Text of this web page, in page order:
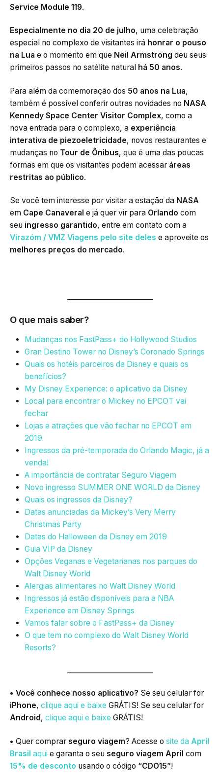
Service Module 119.
Especialmente no dia 20 de julho, uma celebração
especial no complexo de visitantes irá honrar o pouso
na Lua e o momento em que Neil Armstrong deu seus
primeiros passos no satélite natural há 50 anos.
Para além da comemoração dos 50 anos na Lua,
também é possível conferir outras novidades no NASA
Kennedy Space Center Visitor Complex, como a
nova entrada para o complexo, a experiência
interativa de piezoeletricidade, novos restaurantes e
mudanças no Tour de Ônibus, que é uma das poucas
formas em que os visitantes podem acessar áreas
restritas ao público.
Se você tem interesse por visitar a estação da NASA
em Cape Canaveral e já quer vir para Orlando com
seu ingresso garantido, entre em contato com a
Virazóm / VMZ Viagens pelo site deles e aproveite os
melhores preços do mercado.
O que mais saber?
Mudanças nos FastPass+ do Hollywood Studios
Gran Destino Tower no Disney’s Coronado Springs
Quais os hotéis parceiros da Disney e quais os
benefícios?
My Disney Experience: o aplicativo da Disney
Local para encontrar o Mickey no EPCOT vai
fechar
Lojas e atrações que vão fechar no EPCOT em
2019
Ingressos da pré-temporada do Orlando Magic, já a
venda!
A importância de contratar Seguro Viagem
Novo ingresso SUMMER ONE WORLD da Disney
Quais os ingressos da Disney?
Datas anunciadas da Mickey’s Very Merry
Christmas Party
Datas do Halloween da Disney em 2019
Guia VIP da Disney
Opções Veganas e Vegetarianas nos parques do
Walt Disney World
Alergias alimentares no Walt Disney World
Ingressos já estão disponíveis para a NBA
Experience em Disney Springs
Vamos falar sobre o FastPass+ da Disney
O que tem no complexo do Walt Disney World
Resorts?
• Você conhece nosso aplicativo? Se seu celular for
iPhone, clique aqui e baixe GRÁTIS! Se seu celular for
Android , clique aqui e baixe GRÁTIS!
• Quer comprar seguro viagem? Acesse o site da April
Brasil aqui e garanta o seu seguro viagem April com
15% de desconto usando o código “CDO15”!